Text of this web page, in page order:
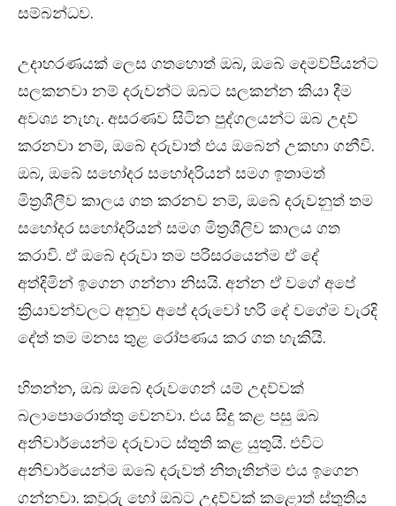
සම්බන්ධව.
උදාහරණයක් ලෙස ගතහොත් ඔබ, ඔබේ දෙමව්පියන්ට
සලකනවා නම් දරුවන්ට ඔබට සලකන්න කියා දීම
අවශ්‍ය නැහැ. අසරණව සිටින පුද්ගලයන්ට ඔබ උදව්
කරනවා නම්, ඔබේ දරුවාත් එය ඔබෙන් උකහා ගනීවි.
ඔබ, ඔබේ සහෝදර සහෝදරියන් සමග ඉතාමත්
මිත‍්‍රශීලීව කාලය ගත කරනව නම්, ඔබේ දරුවනුත් තම
සහෝදර සහෝදරියන් සමග මිත‍්‍රශීලිව කාලය ගත
කරාවි. ඒ ඔබේ දරුවා තම පරිසරයෙන්ම ඒ දේ
අත්දිමින් ඉගෙන ගන්නා නිසයි. අන්න ඒ වගේ අ‍පේ
ක්‍රියාවන්වලට අනුව අපේ දරුවෝ හරි දේ වගේම වැරදි
දේත් ‍තම මනස තුළ රෝපණය කර ගත හැකියි.
හිතන්න, ඔබ ඔබේ දරුවගෙන් යම් උදව්වක්
බලාපොරොත්තු වෙනවා. එය සිදු කළ පසු ඔබ
අනිවාර්යෙන්ම දරුවාට ස්තුති කළ යුතුයි. එවිට
අනිවාර්යෙන්ම ඔබේ දරුවත් නිතැතින්ම එය ඉගෙන
ගන්නවා. කවුරු හෝ ඔබට උදව්වක් කළොත් ස්තුතිය